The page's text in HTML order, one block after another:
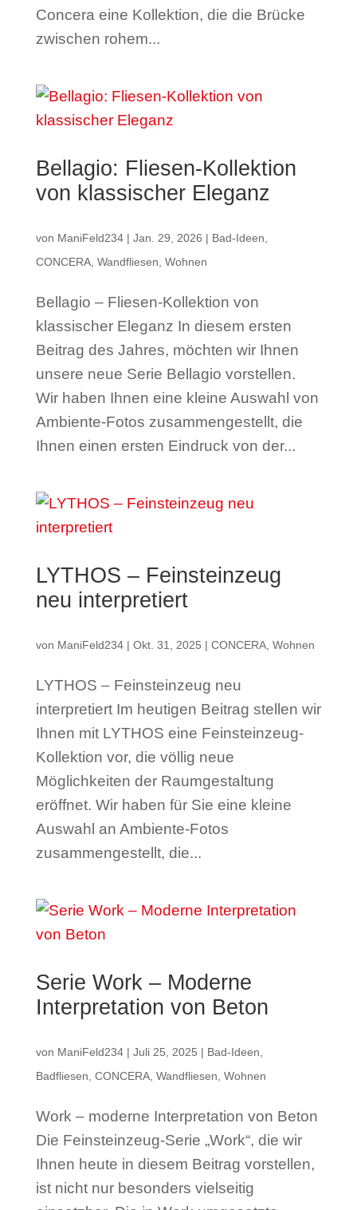
Concera eine Kollektion, die die Brücke
zwischen rohem...
Bellagio: Fliesen-Kollektion
von klassischer Eleganz
von ManiFeld234| Jan. 29, 2026 | Bad-Ideen
CONCERA, Wandfliesen Wohnen
Bellagio – Fliesen-Kollektion von
klassischer Eleganz In diesem ersten
Beitrag des Jahres, möchten wir Ihnen
unsere neue Serie Bellagio vorstellen.
Wir haben Ihnen eine kleine Auswahl von
Ambiente-Fotos zusammengestellt, die
Ihnen einen ersten Eindruck von der...
LYTHOS – Feinsteinzeug
neu interpretiert
von ManiFeld234| Okt. 31, 2025 | CONCERA, Wohnen
LYTHOS – Feinsteinzeug neu
interpretiert Im heutigen Beitrag stellen wir
Ihnen mit LYTHOS eine Feinsteinzeug-
Kollektion vor, die völlig neue
Möglichkeiten der Raumgestaltung
eröffnet. Wir haben für Sie eine kleine
Auswahl an Ambiente-Fotos
zusammengestellt, die...
Serie Work – Moderne
Interpretation von Beton
von ManiFeld234| Juli 25, 2025 | Bad-Ideen
Badfliesen CONCERA, Wandfliesen Wohnen
Work – moderne Interpretation von Beton
Die Feinsteinzeug-Serie „Work“, die wir
Ihnen heute in diesem Beitrag vorstellen,
ist nicht nur besonders vielseitig